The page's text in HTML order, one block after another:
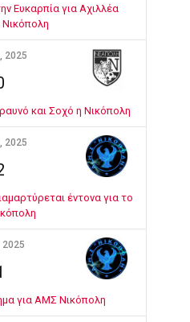
Ευκαρπία για Αχιλλέα
Νικόπολη
2025
και Σοχό η Νικόπολη
2025
έντονα για το
2025
για ΑΜΣ Νικόπολη